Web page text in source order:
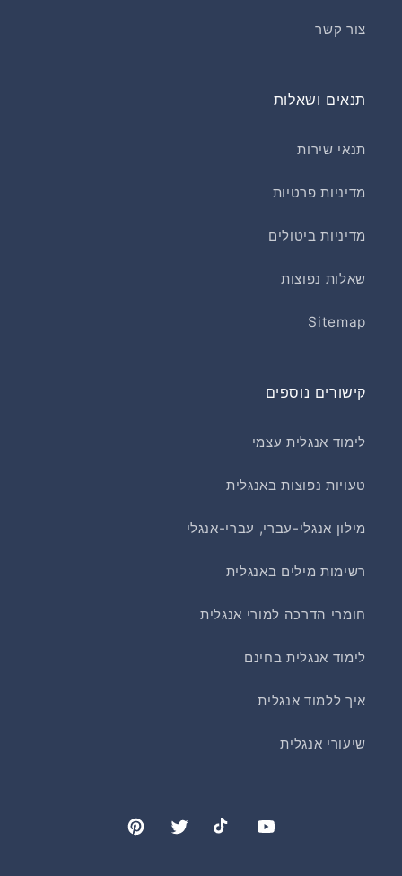
צור קשר
תנאים ושאלות
תנאי שירות
מדיניות פרטיות
מדיניות ביטולים
שאלות נפוצות
Sitemap
קישורים נוספים
לימוד אנגלית עצמי
טעויות נפוצות באנגלית
מילון אנגלי-עברי, עברי-אנגלי
רשימות מילים באנגלית
חומרי הדרכה למורי אנגלית
לימוד אנגלית בחינם
איך ללמוד אנגלית
שיעורי אנגלית
YouTube
TikTok
Twitter
Pinterest